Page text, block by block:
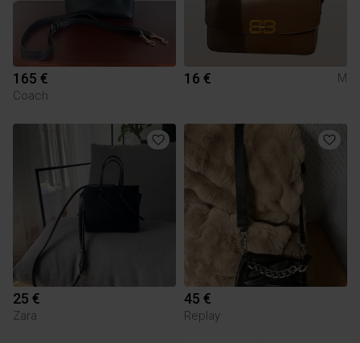
165 €
Coach
16 € M
25 €
Zara
45 €
Replay